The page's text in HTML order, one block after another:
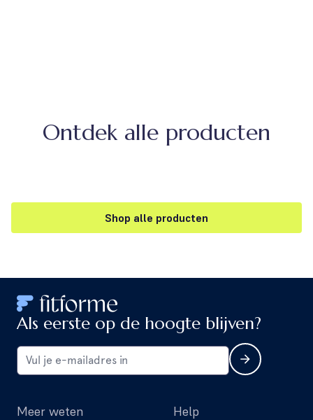
Ontdek alle producten
Shop alle producten
Als eerste op de hoogte blijven?
Meer weten Help